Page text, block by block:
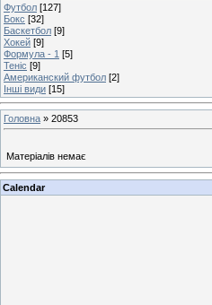
Футбол [127]
Бокс [32]
Баскетбол [9]
Хокей [9]
Формула - 1 [5]
Теніс [9]
Американский футбол [2]
Інші види [15]
Головна » 20853
Матеріалів немає
Calendar